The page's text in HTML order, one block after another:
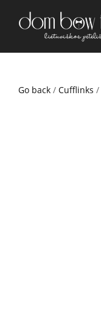
Go back / Cufflinks /